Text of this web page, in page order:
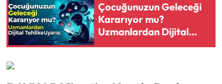
Çocuğunuzun Geleceği
Kararıyor mu?
Uzmanlardan Dijital
Tehlike Uyarısı